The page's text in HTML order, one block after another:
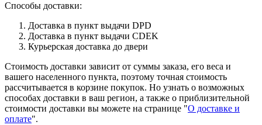
Способы доставки:
Доставка в пункт выдачи DPD
Доставка в пункт выдачи CDEK
Курьерская доставка до двери
Стоимость доставки зависит от суммы заказа, его веса и
вашего населенного пункта, поэтому точная стоимость
рассчитывается в корзине покупок. Но узнать о возможных
способах доставки в ваш регион, а также о приблизительной
стоимости доставки вы можете на странице "О доставке и
оплате".